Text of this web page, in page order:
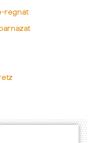
regnat